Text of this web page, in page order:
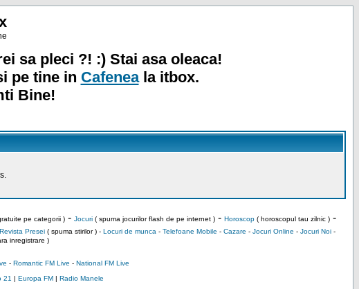
sa pleci ?! :) Stai asa oleaca!
pe tine in Cafeneala itbox.
Bine!
pe categorii )- Jocuri( spuma jocurilor flash de pe internet )- Horoscop( horoscopul tau zilnic )-
Revista Presei( spuma stirilor ) - Locuri de munca - Telefoane Mobile - Cazare - Jocuri Online - Jocuri Noi-
inregistrare )
- Romantic FM Live - National FM Live
21 | Europa FM| Radio Manele